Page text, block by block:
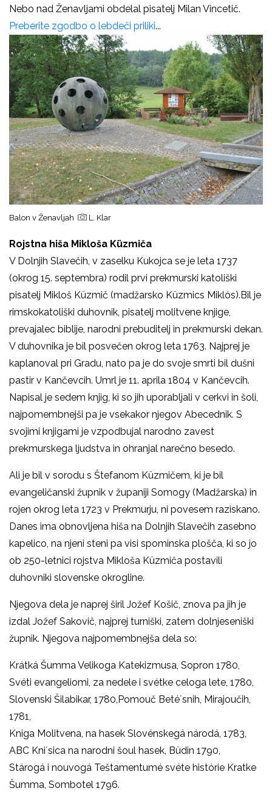
Nebo nad Ženavljami obdelal pisatelj Milan Vincetič.
Preberite zgodbo o lebdeči priliki...
Balon v Ženavljah L. Klar
Rojstna hiša Mikloša Küzmiča
V Dolnjih Slavečih, v zaselku Kukojca se je leta 1737
(okrog 15. septembra) rodil prvi prekmurski katoliški
pisatelj Mikloš Küzmič (madžarsko Küzmics Miklós).Bil je
rimskokatoliški duhovnik, pisatelj molitvene knjige,
prevajalec biblije, narodni prebuditelj in prekmurski dekan.
V duhovnika je bil posvečen okrog leta 1763. Najprej je
kaplanoval pri Gradu, nato pa je do svoje smrti bil dušni
pastir v Kančevcih. Umrl je 11. aprila 1804 v Kančevcih.
Napisal je sedem knjig, ki so jih uporabljali v cerkvi in šoli,
najpomembnejši pa je vsekakor njegov Abecednik. S
svojimi knjigami je vzpodbujal narodno zavest
prekmurskega ljudstva in ohranjal narečno besedo.
Ali je bil v sorodu s Štefanom Küzmičem, ki je bil
evangeličanski župnik v županiji Somogy (Madžarska) in
rojen okrog leta 1723 v Prekmurju, ni povesem raziskano.
Danes ima obnovljena hiša na Dolnjih Slavečih zasebno
kapelico, na njeni steni pa visi spominska plošča, ki so jo
ob 250-letnici rojstva Mikloša Küzmiča postavili
duhovniki slovenske okrogline.
Njegova dela je naprej širil Jožef Košič, znova pa jih je
izdal Jožef Sakovič, najprej turniški, zatem dolnjeseniški
župnik. Njegova najpomembnejša dela so:
Krátká Šumma Velikoga Katekizmusa, Sopron 1780,
Svéti evangeliomi, za nedele i svétke celoga lete, 1780,
Slovenski Šilabikar, 1780,Pomouč Beté´snih, Mirajoučih,
1781,
Kniga Molitvena, na hasek Slovénskegá národá, 1783,
ABC Kni´sica na narodni šoul hasek, Büdin 1790,
Stárogá i nouvogá Teštamentumé svéte histórie Kratke
Šumma, Sombotel 1796.